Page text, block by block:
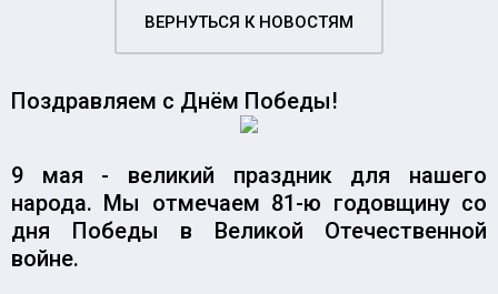
ВЕРНУТЬСЯ К НОВОСТЯМ
Поздравляем с Днём Победы!
9 мая - великий праздник для нашего
народа. Мы отмечаем 81-ю годовщину со
дня Победы в Великой Отечественной
войне.